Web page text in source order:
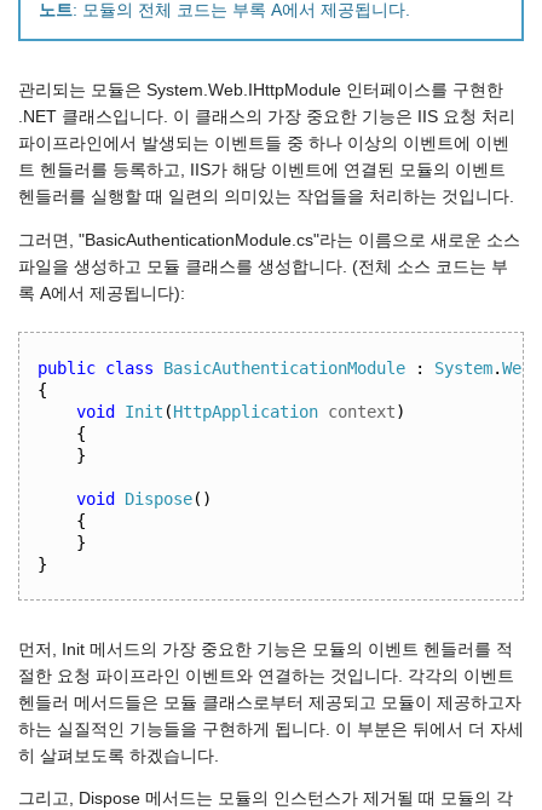
노트: 모듈의 전체 코드는 부록 A에서 제공됩니다.
관리되는 모듈은 System.Web.IHttpModule 인터페이스를 구현한
.NET 클래스입니다. 이 클래스의 가장 중요한 기능은 IIS 요청 처리
파이프라인에서 발생되는 이벤트들 중 하나 이상의 이벤트에 이벤
트 헨들러를 등록하고, IIS가 해당 이벤트에 연결된 모듈의 이벤트
헨들러를 실행할 때 일련의 의미있는 작업들을 처리하는 것입니다.
그러면, "BasicAuthenticationModule.cs"라는 이름으로 새로운 소스
파일을 생성하고 모듈 클래스를 생성합니다. (전체 소스 코드는 부
록 A에서 제공됩니다):
public class BasicAuthenticationModule : System.Web
{
void
Init (HttpApplication context)
{
}
void Dispose()
{
}
}
먼저, Init 메서드의 가장 중요한 기능은 모듈의 이벤트 헨들러를 적
절한 요청 파이프라인 이벤트와 연결하는 것입니다. 각각의 이벤트
헨들러 메서드들은 모듈 클래스로부터 제공되고 모듈이 제공하고자
하는 실질적인 기능들을 구현하게 됩니다. 이 부분은 뒤에서 더 자세
히 살펴보도록 하겠습니다.
그리고, Dispose 메서드는 모듈의 인스턴스가 제거될 때 모듈의 각